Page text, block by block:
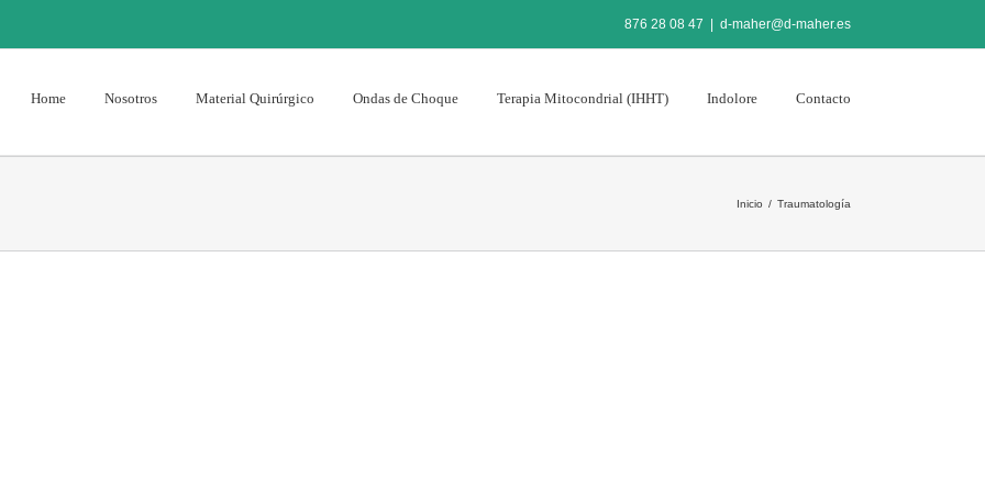
876 28 08 47 d-maher@d-maher.es
Home Nosotros Material Quirúrgico Ondas de Choque Terapia Mitocondrial (IHHT) Indolore Contacto
Inicio / Traumatología